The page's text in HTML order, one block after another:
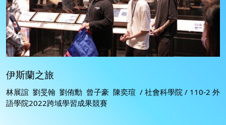
伊斯蘭之旅
林展誼 劉旻翰 劉侑勳 曾子豪 陳奕瑄 / 社會科學院 / 110-2 外
語學院2022跨域學習成果競賽